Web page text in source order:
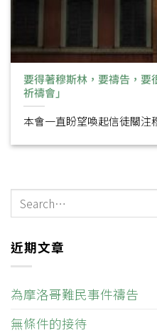
要得著穆斯林，要禱告，
祈禱會」
本會一直盼望喚起信徒關注
近期文章
為摩洛哥難民事件禱告
無條件的接待